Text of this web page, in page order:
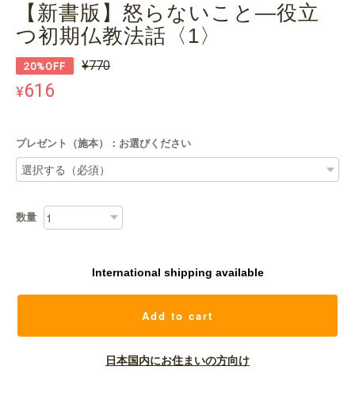
【新書版】怒らないこと―役立
つ初期仏教法話〈1〉
20%OFF ¥770
¥616
プレゼント（施本）：お選びください
数量
International shipping available
Add to cart
日本国内にお住まいの方向け